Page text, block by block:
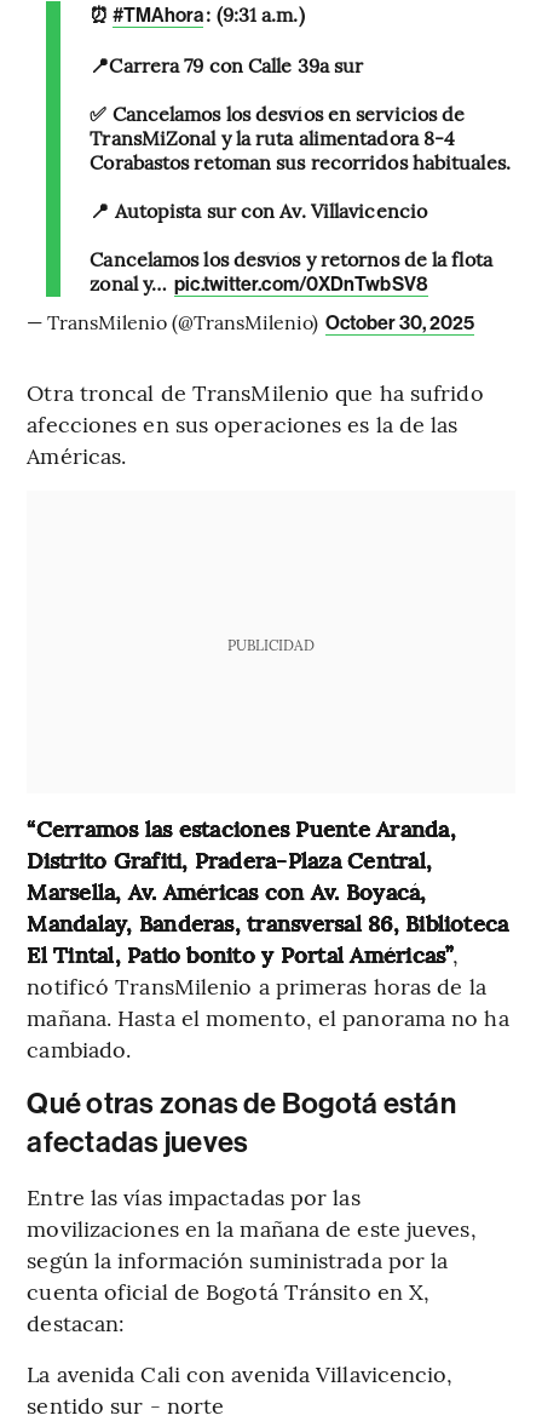
⏰ #TMAhora: (9:31 a.m.)
📍Carrera 79 con Calle 39a sur
✅ Cancelamos los desvíos en servicios de
TransMiZonal y la ruta alimentadora 8-4
Corabastos retoman sus recorridos habituales.
📍 Autopista sur con Av. Villavicencio
Cancelamos los desvíos y retornos de la flota
zonal y… pic.twitter.com/0XDnTwbSV8
— TransMilenio (@TransMilenio) October 30, 2025
Otra troncal de TransMilenio que ha sufrido
afecciones en sus operaciones es la de las
Américas.
PUBLICIDAD
“Cerramos las estaciones Puente Aranda,
Distrito Grafiti, Pradera-Plaza Central,
Marsella, Av. Américas con Av. Boyacá,
Mandalay, Banderas, transversal 86, Biblioteca
El Tintal, Patio bonito y Portal Américas”,
notificó TransMilenio a primeras horas de la
mañana. Hasta el momento, el panorama no ha
cambiado.
Qué otras zonas de Bogotá están
afectadas jueves
Entre las vías impactadas por las
movilizaciones en la mañana de este jueves,
según la información suministrada por la
cuenta oficial de Bogotá Tránsito en X,
destacan:
La avenida Cali con avenida Villavicencio,
sentido sur - norte